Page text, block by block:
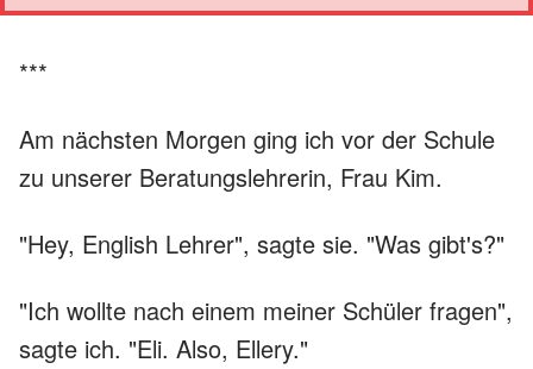
***
Am nächsten Morgen ging ich vor der Schule
zu unserer Beratungslehrerin, Frau Kim.
"Hey, English Lehrer", sagte sie. "Was gibt's?"
"Ich wollte nach einem meiner Schüler fragen",
sagte ich. "Eli. Also, Ellery."